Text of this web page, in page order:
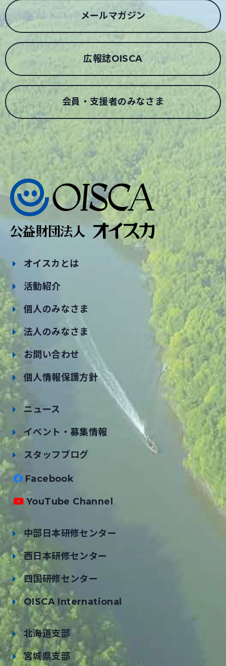
メールマガジン
広報誌OISCA
会員・支援者のみなさま
オイスカとは
活動紹介
個人のみなさま
法人のみなさま
お問い合わせ
個人情報保護方針
ニュース
イベント・募集情報
スタッフブログ
Facebook
YouTube Channel
中部日本研修センター
西日本研修センター
四国研修センター
OISCA International
北海道支部
宮城県支部